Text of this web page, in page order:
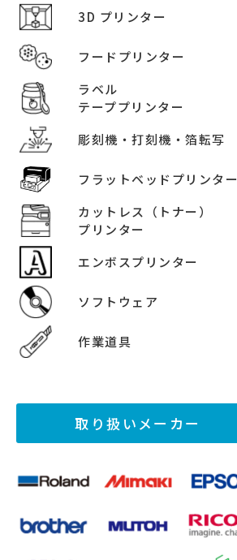
3D プリンター
フードプリンター
ラベル
テーププリンター
彫刻機・打刻機・箔転写
フラットベッドプリンター
カットレス（トナー）
プリンター
エンボスプリンター
ソフトウェア
作業道具
取り扱いメーカー